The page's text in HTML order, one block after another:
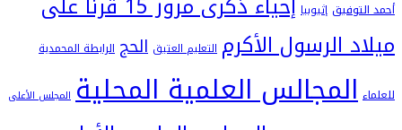
إثيوبيا
الرسول الأكرم التعليم العتيق الحج الرابطة المحمدية
العلمية المحلية المجلس الأعلى